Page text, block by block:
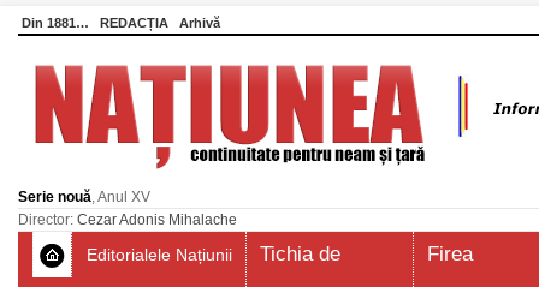
Din 1881… REDACȚIA Arhivă
Serie nouă, Anul XV
Director: Cezar Adonis Mihalache
Editorialele Națiunii
Tichia de
Firea